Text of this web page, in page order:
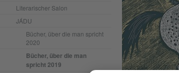
Literarischer Salon
JÁDU
Bücher, über die man spricht
2020
Bücher, über die man
spricht 2019